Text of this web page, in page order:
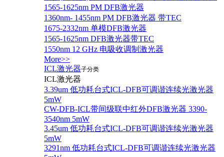
1565-1625nm PM DFB激光器
1360nm- 1455nm PM DFB激光器 带TEC
1675-2332nm 单模DFB激光器
1565-1625nm DFB激光器带TEC
1550nm 12 GHz 电吸收调制激光器
More>>
ICL激光器子分类
ICL激光器
3.39um 低功耗台式ICL-DFB可调谐连续光激光器
5mW
CW-DFB-ICL带间级联中红外DFB激光器 3390-
3540nm 5mW
3.45um 低功耗台式ICL-DFB可调谐连续光激光器
5mW
3291nm 低功耗台式ICL-DFB可调谐连续光激光器